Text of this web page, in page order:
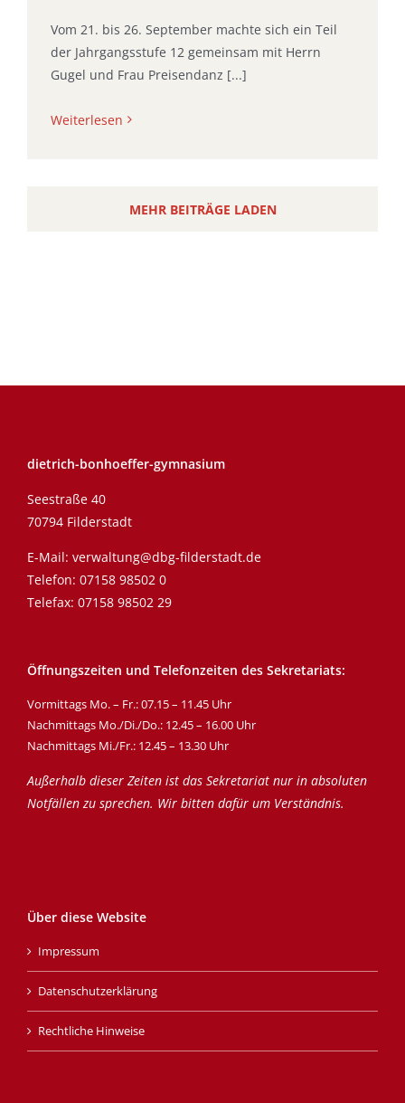
Vom 21. bis 26. September machte sich ein Teil
der Jahrgangsstufe 12 gemeinsam mit Herrn
Gugel und Frau Preisendanz [...]
Weiterlesen
MEHR BEITRÄGE LADEN
dietrich-bonhoeffer-gymnasium
Seestraße 40
70794 Filderstadt
E-Mail: verwaltung@dbg-filderstadt.de
Telefon: 07158 98502 0
Telefax: 07158 98502 29
Öffnungszeiten und Telefonzeiten des Sekretariats:
Vormittags Mo. – Fr.: 07.15 – 11.45 Uhr
Nachmittags Mo./Di./Do.: 12.45 – 16.00 Uhr
Nachmittags Mi./Fr.: 12.45 – 13.30 Uhr
Außerhalb dieser Zeiten ist das Sekretariat nur in absoluten
Notfällen zu sprechen. Wir bitten dafür um Verständnis.
Über diese Website
Impressum
Datenschutzerklärung
Rechtliche Hinweise